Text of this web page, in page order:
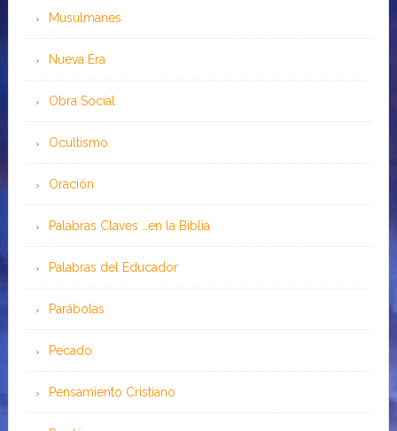
Musulmanes
Nueva Era
Obra Social
Ocultismo
Oración
Palabras Claves …en la Biblia
Palabras del Educador
Parábolas
Pecado
Pensamiento Cristiano